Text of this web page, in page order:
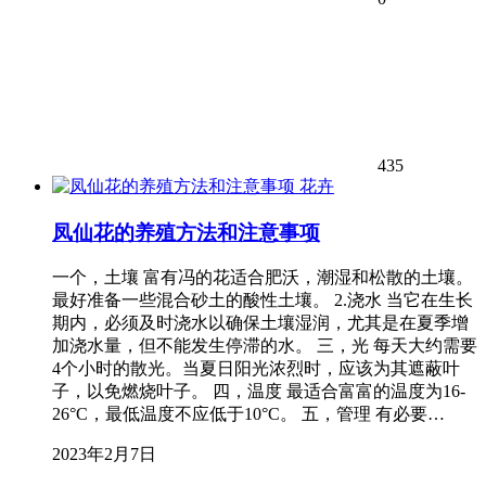
435
花卉
凤仙花的养殖方法和注意事项
一个，土壤 富有冯的花适合肥沃，潮湿和松散的土壤。
最好准备一些混合砂土的酸性土壤。 2.浇水 当它在生长
期内，必须及时浇水以确保土壤湿润，尤其是在夏季增
加浇水量，但不能发生停滞的水。 三，光 每天大约需要
4个小时的散光。当夏日阳光浓烈时，应该为其遮蔽叶
子，以免燃烧叶子。 四，温度 最适合富富的温度为16-
26°C，最低温度不应低于10°C。 五，管理 有必要…
2023年2月7日